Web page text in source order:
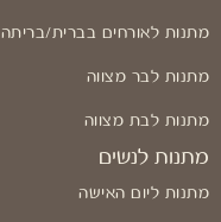
מתנות לאורחים בברית/בריתה
מתנות לבר מצווה
מתנות לבת מצווה
מתנות לנשים
מתנות ליום האישה